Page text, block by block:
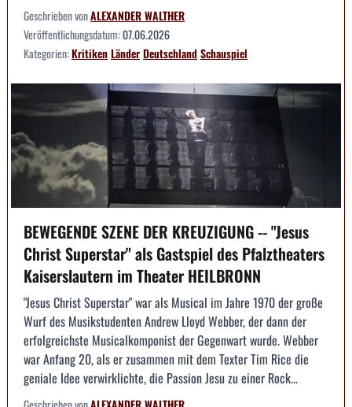
Geschrieben vonALEXANDER WALTHER
Veröffentlichungsdatum:07.06.2026
Kategorien:KritikenLänderDeutschlandSchauspiel
BEWEGENDE SZENE DER KREUZIGUNG -- "Jesus
Christ Superstar" als Gastspiel des Pfalztheaters
Kaiserslautern im Theater HEILBRONN
"Jesus Christ Superstar" war als Musical im Jahre 1970 der große
Wurf des Musikstudenten Andrew Lloyd Webber, der dann der
erfolgreichste Musicalkomponist der Gegenwart wurde. Webber
war Anfang 20, als er zusammen mit dem Texter Tim Rice die
geniale Idee verwirklichte, die Passion Jesu zu einer Rock...